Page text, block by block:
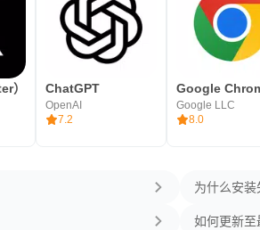
） ChatGPT
OpenAI
7.2
Google LLC
8.0
为什么安装
如何更新至